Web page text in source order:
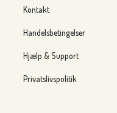
Kontakt
Handelsbetingelser
Hjælp & Support
Privatslivspolitik